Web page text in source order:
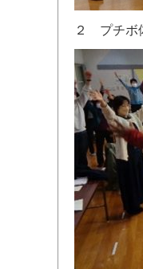
２ プチボ